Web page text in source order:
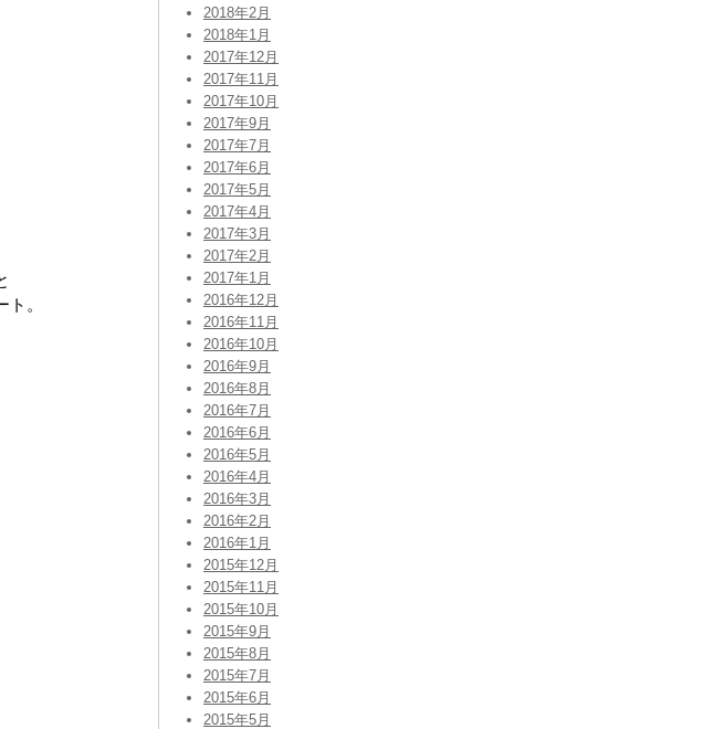
。
2018年2月
2018年1月
2017年12月
2017年11月
2017年10月
2017年9月
2017年7月
2017年6月
2017年5月
2017年4月
2017年3月
2017年2月
2017年1月
2016年12月
2016年11月
2016年10月
2016年9月
2016年8月
2016年7月
2016年6月
2016年5月
2016年4月
2016年3月
2016年2月
2016年1月
2015年12月
2015年11月
2015年10月
2015年9月
2015年8月
2015年7月
2015年6月
2015年5月